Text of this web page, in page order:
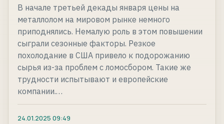
В начале третьей декады января цены на
металлолом на мировом рынке немного
приподнялись. Немалую роль в этом повышении
сыграли сезонные факторы. Резкое
похолодание в США привело к подорожанию
сырья из-за проблем с ломосбором. Такие же
трудности испытывают и европейские
компании.…
24.01.2025 09:49